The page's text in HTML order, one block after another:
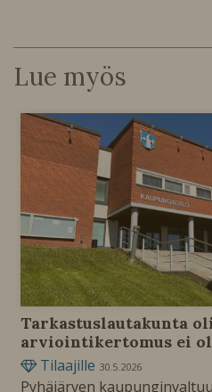
Lue myös
Tarkastuslautakunta
arviointikertomus ei
Tilaajille 30.5.2026
Pyhäjärven